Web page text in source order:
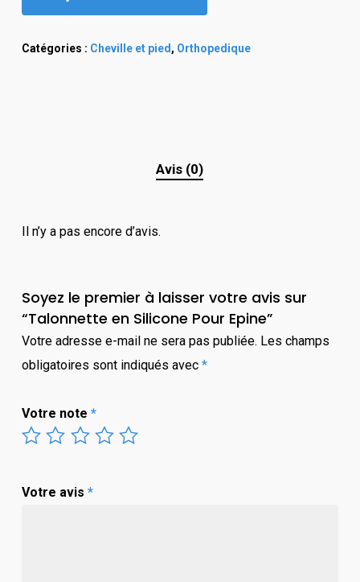
Catégories : Cheville et pied , Orthopedique
Avis (0)
Il n’y a pas encore d’avis.
Soyez le premier à laisser votre avis sur
“Talonnette en Silicone Pour Epine”
Votre adresse e-mail ne sera pas publiée. Les champs
obligatoires sont indiqués avec *
Votre note *
Votre avis *